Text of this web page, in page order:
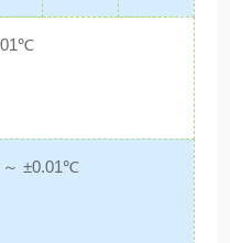
±0.01℃